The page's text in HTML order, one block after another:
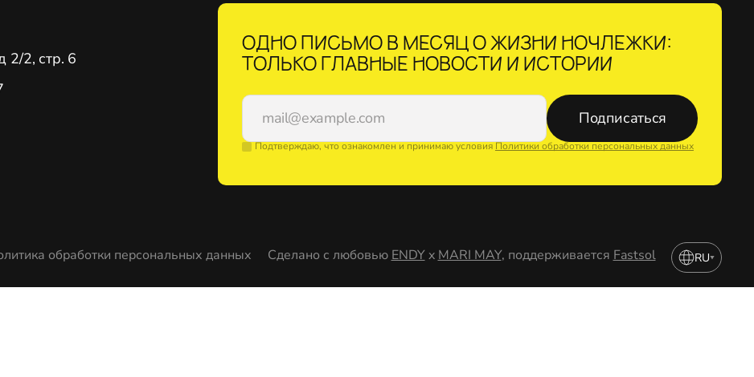
2/2, стр. 6
ОДНО ПИСЬМО В МЕСЯЦ О ЖИЗНИ НОЧЛЕЖКИ:
ТОЛЬКО ГЛАВНЫЕ НОВОСТИ И ИСТОРИИ
Подписаться
Подтверждаю, что ознакомлен и принимаю условияПолитики обработки персональных данных
обработки персональных данных Сделано с любовью ENDY x MARI MAY, поддерживается Fastsol RU